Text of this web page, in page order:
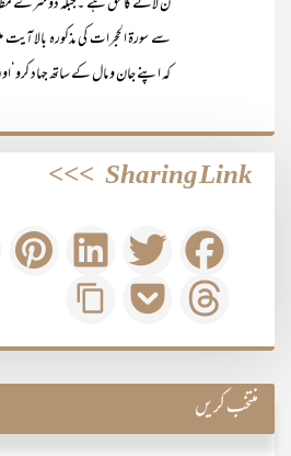
سے سورۃ الحجرات کی مذکورہ بالا آیت
کہ اپنے جان و مال کے ساتھ جہاد
Sharing Link
>>>
منتخب کریں